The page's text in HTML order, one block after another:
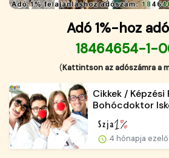
Adó 1%-hoz
18464654-1-
(Kattintson az adószámra a
Cikkek / Képzési
Bohócdoktor
4 hónapja